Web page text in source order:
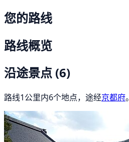
您的路线
路线概览
沿途景点 (6)
路线1公里内6个地点，途经京都府。